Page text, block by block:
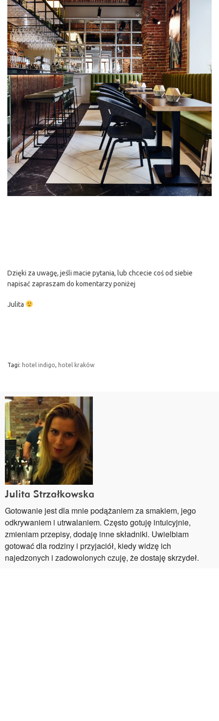
Dzięki za uwagę, jeśli macie pytania, lub chcecie coś od siebie
napisać zapraszam do komentarzy poniżej
Julita
Tagi: hotel indigo hotel kraków
Julita Strzałkowska
Gotowanie jest dla mnie podążaniem za smakiem, jego
odkrywaniem i utrwalaniem. Często gotuję intuicyjnie,
zmieniam przepisy, dodaję inne składniki. Uwielbiam
gotować dla rodziny i przyjaciół, kiedy widzę ich
najedzonych i zadowolonych czuję, że dostaję skrzydeł.